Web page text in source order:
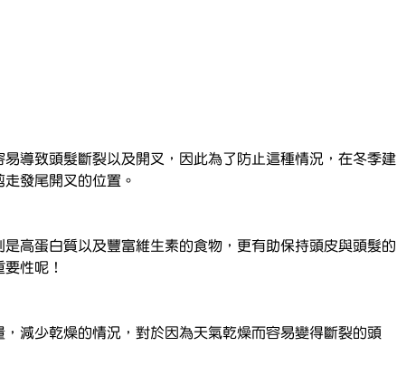
導致頭髮斷裂以及開叉，因此為了防止這種情況，在冬季建
發尾開叉的位置。
高蛋白質以及豐富維生素的食物，更有助保持頭皮與頭髮的
性呢！
減少乾燥的情況，對於因為天氣乾燥而容易變得斷裂的頭